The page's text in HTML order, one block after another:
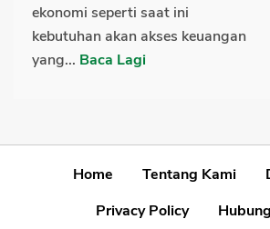
ekonomi seperti saat ini
kebutuhan akan akses keuangan
yang... Baca Lagi
Home Tentang Kami
Privacy Policy